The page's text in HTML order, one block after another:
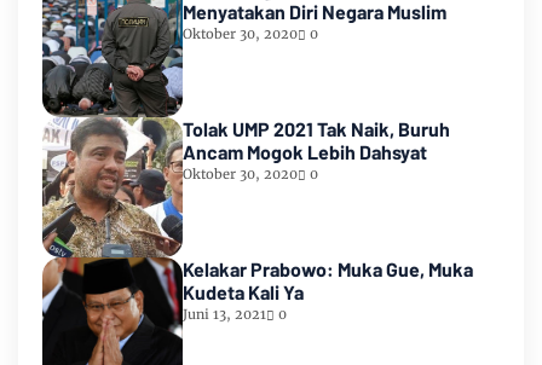
Menyatakan Diri Negara Muslim
Oktober 30, 2020 0
Tolak UMP 2021 Tak Naik, Buruh
Ancam Mogok Lebih Dahsyat
Oktober 30, 2020 0
Kelakar Prabowo: Muka Gue, Muka
Kudeta Kali Ya
Juni 13, 2021 0